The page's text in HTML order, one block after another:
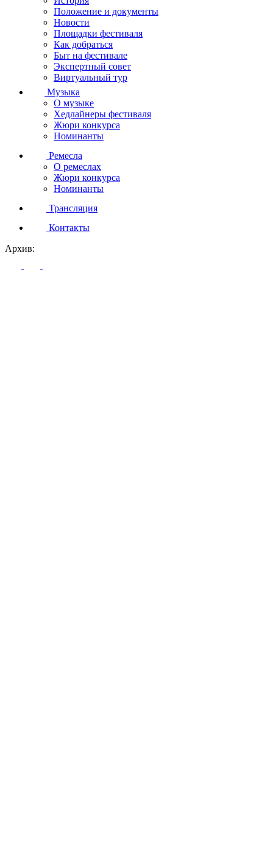
Положение и документы
Новости
Площадки фестиваля
Как добраться
Быт на фестивале
Экспертный совет
Виртуальный тур
Музыка
О музыке
Хедлайнеры фестиваля
Жюри конкурса
Номинанты
Ремесла
О ремеслах
Жюри конкурса
Номинанты
Трансляция
Контакты
Архив: